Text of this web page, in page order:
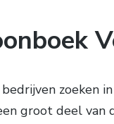
zoeken
groot deel van